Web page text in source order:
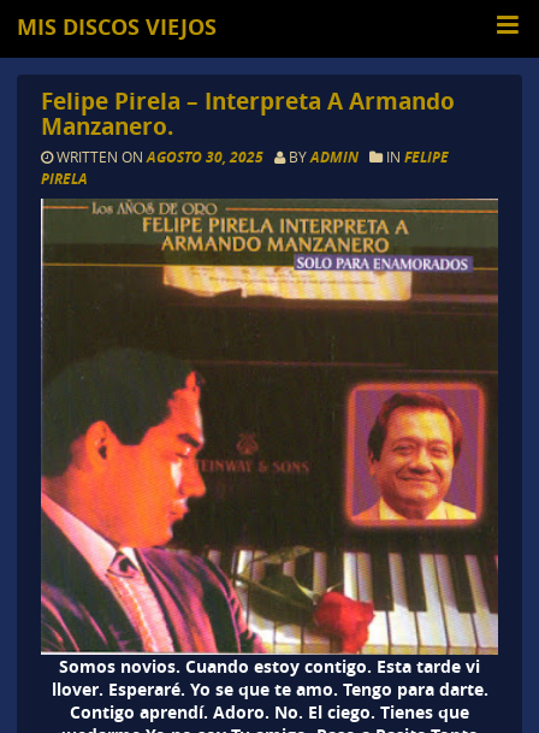
MIS DISCOS VIEJOS
Felipe Pirela – Interpreta A Armando
Manzanero.
WRITTEN ON AGOSTO 30, 2025 BYADMIN IN FELIPE
PIRELA
Somos novios. Cuando estoy contigo. Esta tarde vi
llover. Esperaré. Yo se que te amo. Tengo para darte.
Contigo aprendí. Adoro. No. El ciego. Tienes que